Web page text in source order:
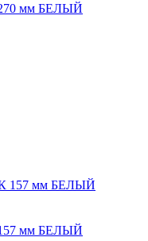
мм БЕЛЫЙ
мм БЕЛЫЙ